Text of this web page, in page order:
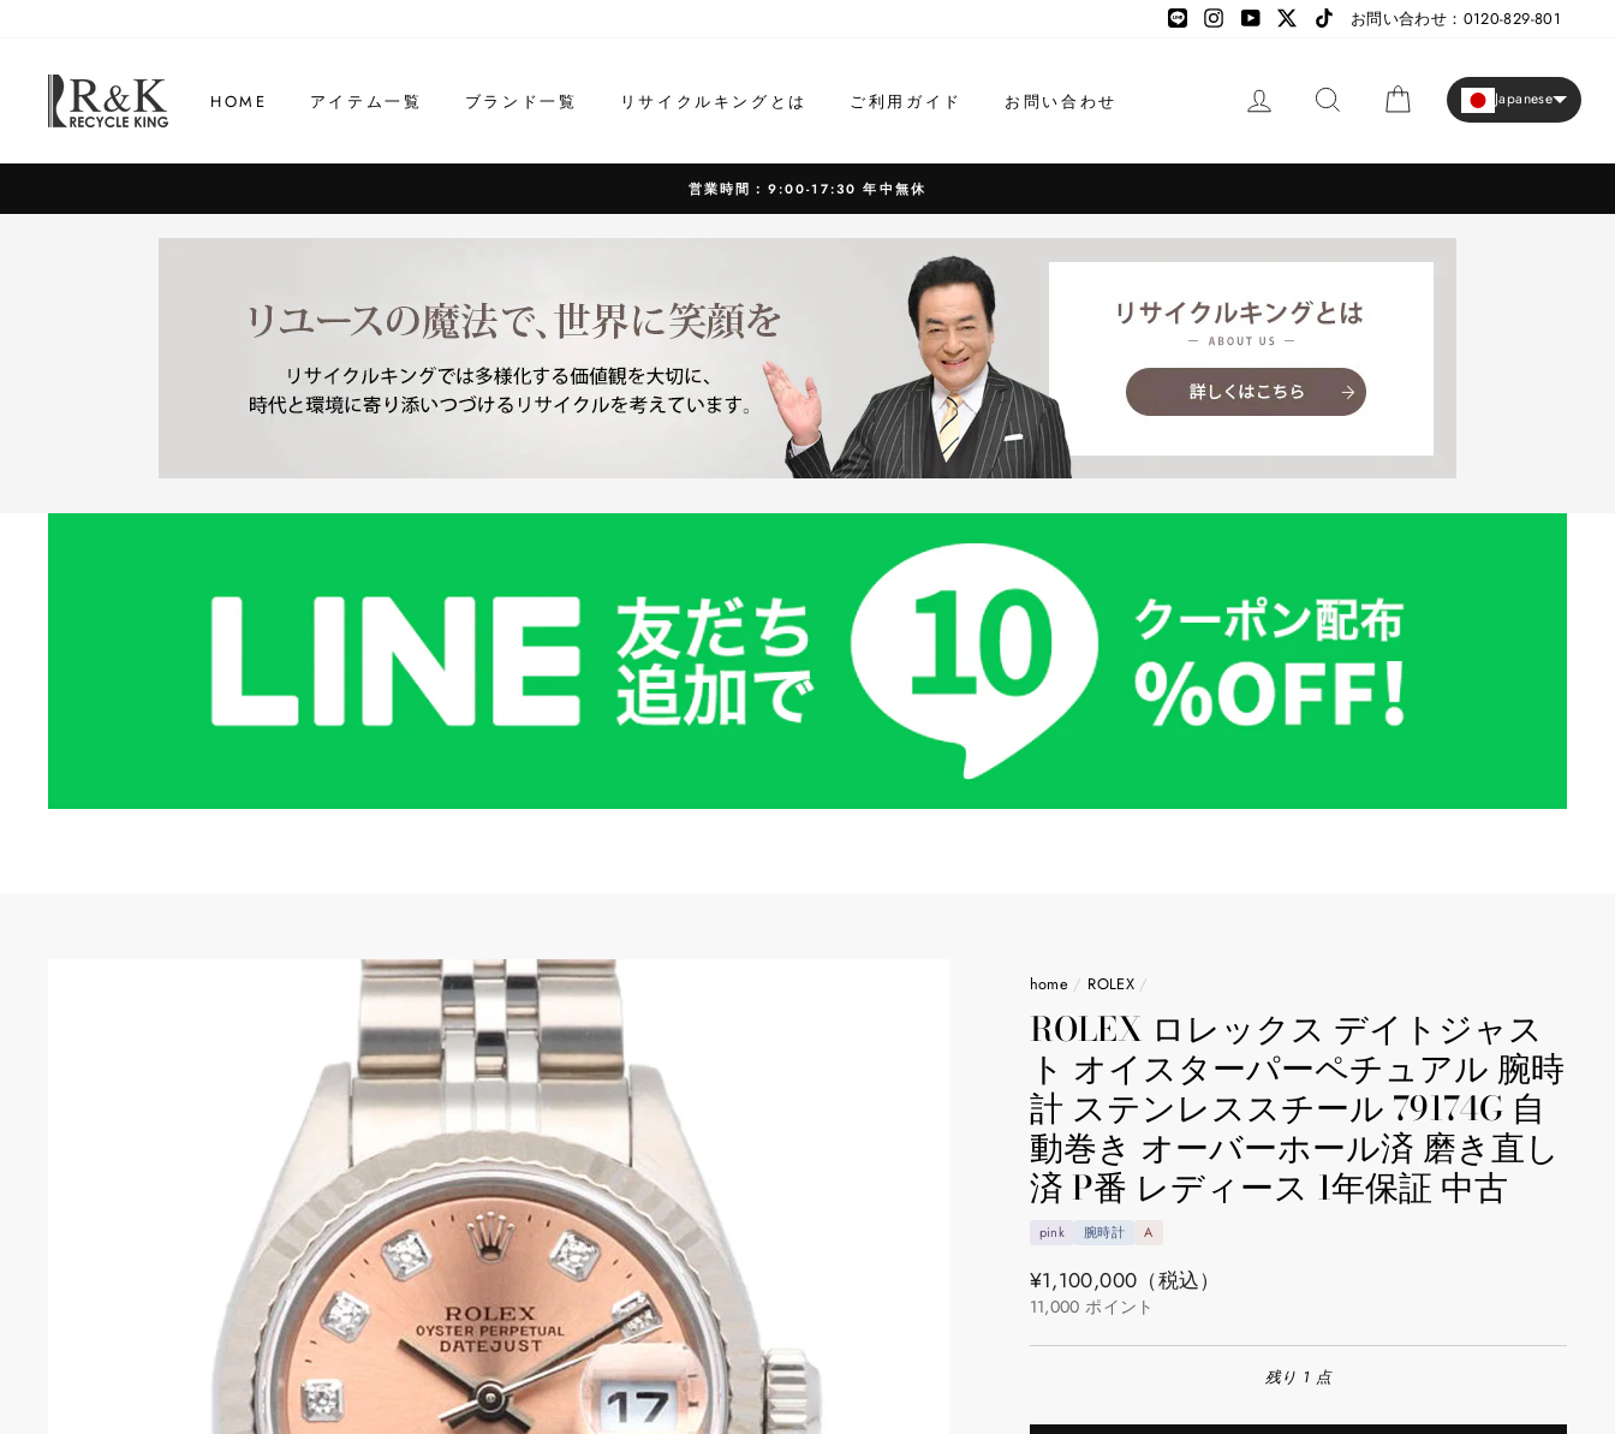
ス
LINE
LINE InstagramYouTube TikTok
お問い合わせ：0120-829-801
HOME アイテム一覧 ブランド一覧 リサイクルキングとは ご利用ガイド お問い合わせ ログイン カート Japanese
営業時間：9:00-17:30 年中無休
home / ROLEX /
ROLEX ロレックス デイトジャス
ト オイスターパーペチュアル 腕時
計 ステンレススチール 79174G 自
動巻き オーバーホール済 磨き直し
済 P番 レディース 1年保証 中古
pink 腕時計 A
通
常
価
¥1,100,000 （税込）
11,000 ポイント
残り 1 点